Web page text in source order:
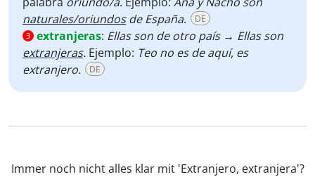
naturales/oriundosde España. DE
3 extranjeras: Ellas son de otro país → Ellas son
extranjeras. Ejemplo: Teo no es de aquí, es
extranjero.
DE
Immer noch nicht alles klar mit 'Extranjero, extranjera'?